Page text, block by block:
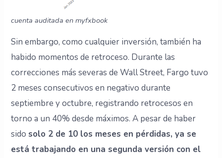
cuenta auditada en myfxbook
Sin embargo, como cualquier inversión, también ha
habido momentos de retroceso. Durante las
correcciones más severas de Wall Street, Fargo tuvo
2 meses consecutivos en negativo durante
septiembre y octubre, registrando retrocesos en
torno a un 40% desde máximos. A pesar de haber
sidosolo 2 de 10 los meses en pérdidas, ya se
está trabajando en una segunda versión con el